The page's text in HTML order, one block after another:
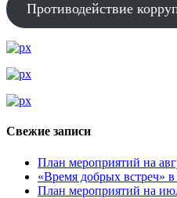
Противодействие
Свежие записи
План мероприятий на
«Время добрых встреч»
План мероприятий на